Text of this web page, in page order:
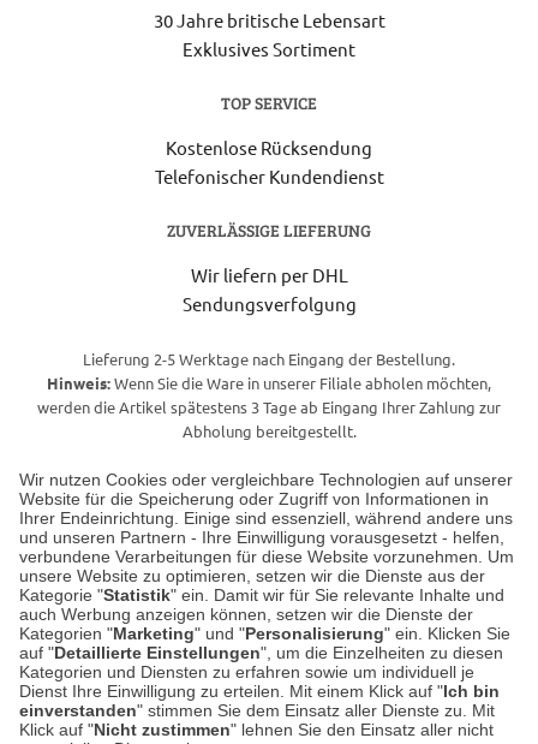
Wir nutzen Cookies oder vergleichbare Technologien auf unserer
Website für die Speicherung oder Zugriff von Informationen in
Ihrer Endeinrichtung. Einige sind essenziell, während andere uns
und unseren Partnern - Ihre Einwilligung vorausgesetzt - helfen,
verbundene Verarbeitungen für diese Website vorzunehmen. Um
unsere Website zu optimieren, setzen wir die Dienste aus der
Kategorie "Statistik" ein. Damit wir für Sie relevante Inhalte und
auch Werbung anzeigen können, setzen wir die Dienste der
Kategorien "Marketing" und "Personalisierung" ein. Klicken Sie
auf "Detaillierte Einstellungen", um die Einzelheiten zu diesen
Kategorien und Diensten zu erfahren sowie um individuell je
Dienst Ihre Einwilligung zu erteilen. Mit einem Klick auf "Ich bin
einverstanden" stimmen Sie dem Einsatz aller Dienste zu. Mit
Klick auf "Nicht zustimmen" lehnen Sie den Einsatz aller nicht
30 Jahre britische Lebensart
Exklusives Sortiment
TOP SERVICE
Kostenlose Rücksendung
Telefonischer Kundendienst
ZUVERLÄSSIGE LIEFERUNG
Wir liefern per DHL
Sendungsverfolgung
Lieferung 2-5 Werktage nach Eingang der Bestellung.
Hinweis:Wenn Sie die Ware in unserer Filiale abholen möchten,
werden die Artikel spätestens 3 Tage ab Eingang Ihrer Zahlung zur
Abholung bereitgestellt.
Unser Geschäft in Meckenheim
Auf dem Steinbüchel 6
53340 Meckenheim
Montag bis Samstag 9:00 Uhr bis 18:00 Uhr
weitere Information